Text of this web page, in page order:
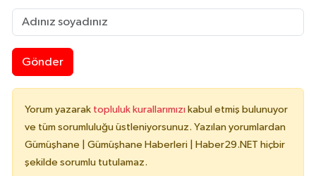
Gönder
Yorum yazarak topluluk kurallarımızı kabul etmiş bulunuyor
ve tüm sorumluluğu üstleniyorsunuz. Yazılan yorumlardan
Gümüşhane | Gümüşhane Haberleri | Haber29.NET hiçbir
şekilde sorumlu tutulamaz.